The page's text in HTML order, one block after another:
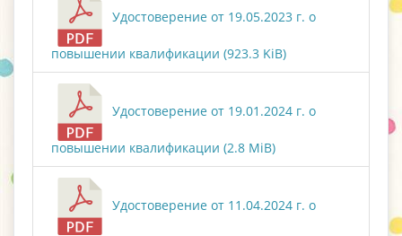
Удостоверение от 19.05.2023 г. о
повышении квалификации (923.3 KiB)
Удостоверение от 19.01.2024 г. о
повышении квалификации (2.8 MiB)
Удостоверение от 11.04.2024 г. о